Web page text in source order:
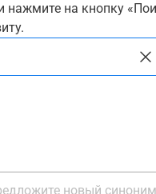
нажмите на кнопку